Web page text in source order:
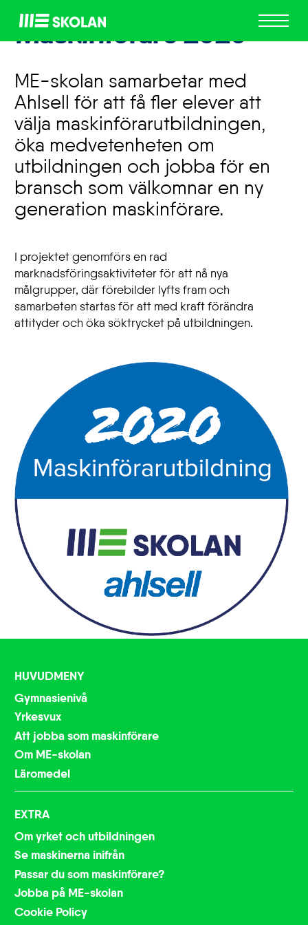
ME
Skolan
Maskinförare 2020
ME-skolan samarbetar med
Ahlsell för att få fler elever att
välja maskinförarutbildningen,
öka medvetenheten om
utbildningen och jobba för en
bransch som välkomnar en ny
generation maskinförare.
I projektet genomförs en rad
marknadsföringsaktiviteter för att nå nya
målgrupper, där förebilder lyfts fram och
samarbeten startas för att med kraft förändra
attityder och öka söktrycket på utbildningen.
HUVUDMENY
Gymnasienivå
Yrkesvux
Att jobba som maskinförare
Om ME-skolan
Läromedel
EXTRA
Om yrket och utbildningen
Se maskinerna inifrån
Passar du som maskinförare?
Jobba på ME-skolan
Cookie Policy